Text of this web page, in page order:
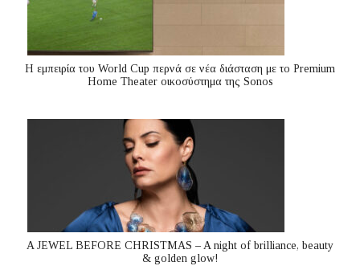
Η εμπειρία του World Cup περνά σε νέα διάσταση με το Premium
Home Theater οικοσύστημα της Sonos
A JEWEL BEFORE CHRISTMAS – A night of brilliance, beauty
& golden glow!